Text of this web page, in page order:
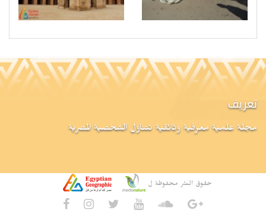
تعريف
مجلة علمية معرفية وثائقية تتناول الشخصية المصرية
حقوق النشر محفوظة ل